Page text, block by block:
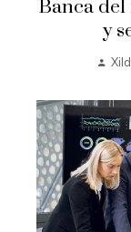
Banca
y